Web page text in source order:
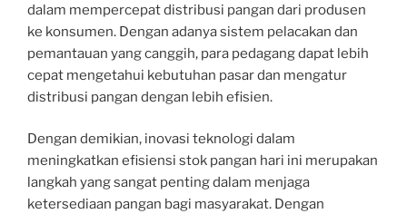
dalam mempercepat distribusi pangan dari produsen
ke konsumen. Dengan adanya sistem pelacakan dan
pemantauan yang canggih, para pedagang dapat lebih
cepat mengetahui kebutuhan pasar dan mengatur
distribusi pangan dengan lebih efisien.
Dengan demikian, inovasi teknologi dalam
meningkatkan efisiensi stok pangan hari ini merupakan
langkah yang sangat penting dalam menjaga
ketersediaan pangan bagi masyarakat. Dengan